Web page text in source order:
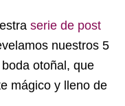
serie de post
nuestros 5
otoñal, que
mágico y lleno de